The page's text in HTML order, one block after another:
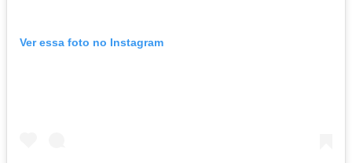
Ver essa foto no Instagram